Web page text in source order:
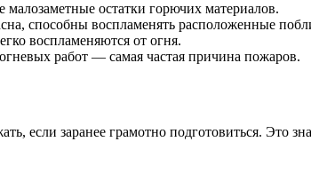
малозаметные остатки горючих материалов.
способны воспламенять расположенные
воспламеняются от огня.
работ — самая частая причина пожаров.
если заранее грамотно подготовиться. Это